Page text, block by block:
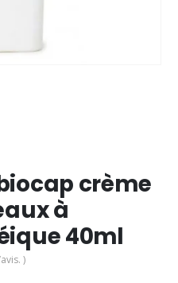
crème
à
40ml
)